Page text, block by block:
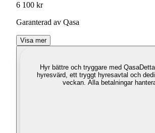
6 100 kr
Garanterad av Qasa
Visa mer
Hyr bättre och tryggare med Qasa
hyresvärd, ett tryggt hyresavtal och
veckan. Alla betalningar